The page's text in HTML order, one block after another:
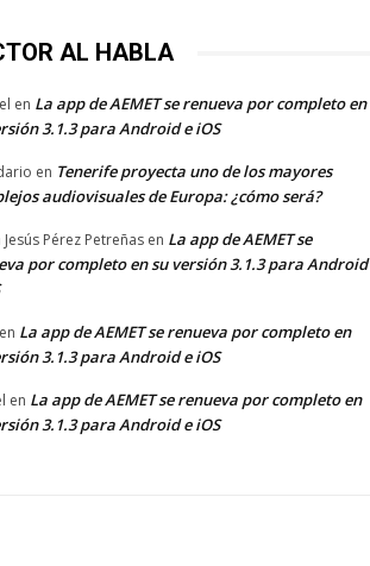
AL HABLA
en La app de AEMET se renueva por completo en
3.1.3 para Android e iOS
en Tenerife proyecta uno de los mayores
audiovisuales de Europa: ¿cómo será?
Jesús Pérez Petreñas en La app de AEMET se
por completo en su versión 3.1.3 para Android
en La app de AEMET se renueva por completo en
3.1.3 para Android e iOS
en La app de AEMET se renueva por completo en
3.1.3 para Android e iOS